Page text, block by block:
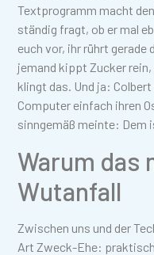
Textprogramm macht
ständig fragt, ob er mal
euch vor, ihr rührt
jemand kippt Zucker rein,
klingt das. Und ja:
Computer einfach ihren
sinngemäß meinte: Dem
Warum das
Wutanfall
Zwischen uns und der
Art Zweck-Ehe: